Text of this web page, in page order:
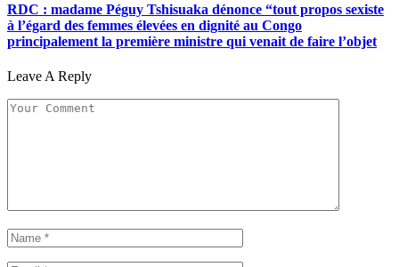
RDC : madame Péguy Tshisuaka dénonce “tout propos sexiste
à l’égard des femmes élevées en dignité au Congo
principalement la première ministre qui venait de faire l’objet
Leave A Reply